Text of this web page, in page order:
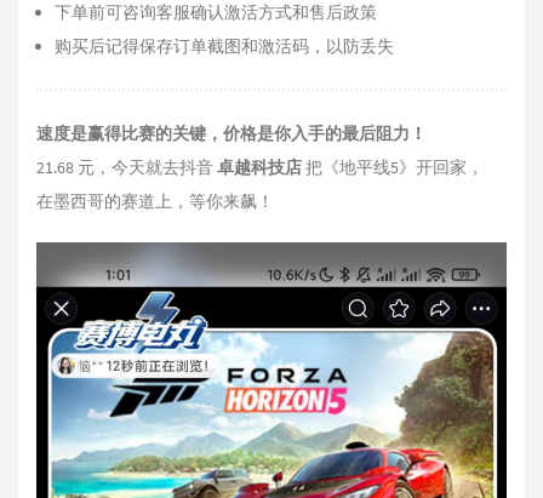
下单前可咨询客服确认激活方式和售后政策
购买后记得保存订单截图和激活码，以防丢失
速度是赢得比赛的关键，价格是你入手的最后阻力！
21.68 元，今天就去抖音卓越科技店把《地平线5》开回家，
在墨西哥的赛道上，等你来飙！